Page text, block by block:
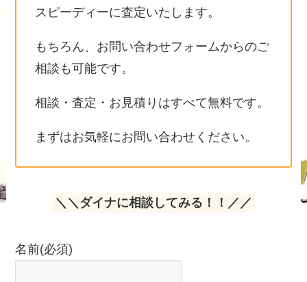
スピーディーに査定いたします。
もちろん、お問い合わせフォームからのご
相談も可能です。
相談・査定・お見積りはすべて無料です。
まずはお気軽にお問い合わせください。
＼＼ダイナに相談してみる！！／／
名前(必須)